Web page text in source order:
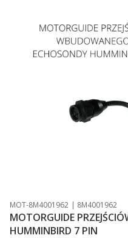
Kod produktu
MOT-8M4001962 Kod producenta
8M4001962
MOTORGUIDE
HUMMINBIRD 7 PIN